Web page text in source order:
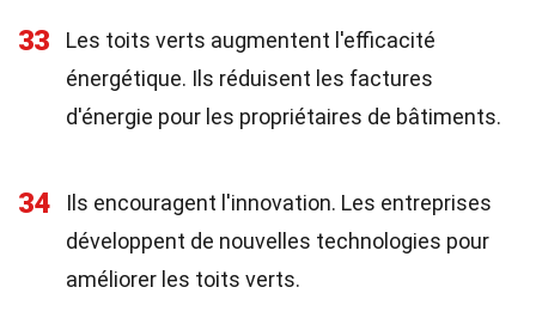
33
Les toits verts augmentent l'efficacité
énergétique. Ils réduisent les factures
d'énergie pour les propriétaires de bâtiments.
34
Ils encouragent l'innovation. Les entreprises
développent de nouvelles technologies pour
améliorer les toits verts.